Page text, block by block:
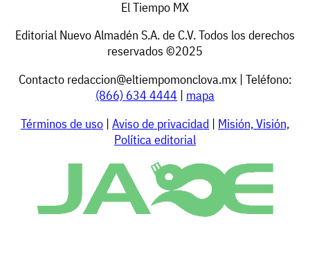
El Tiempo MX
Editorial Nuevo Almadén S.A. de C.V. Todos los derechos
reservados ©2025
Contacto redaccion@eltiempomonclova.mx| Teléfono:
(866) 634 4444 | mapa
Términos de uso | Aviso de privacidad | Misión, Visión,
Política editorial